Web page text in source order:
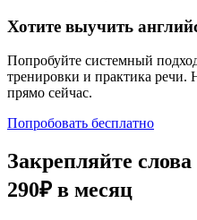
Хотите выучить
Попробуйте системный
тренировки и практика речи.
прямо сейчас.
Попробовать бесплатно
Закрепляйте
290₽ в месяц